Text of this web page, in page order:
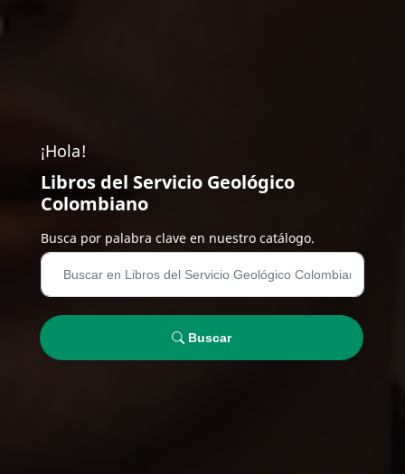
¡Hola!
Libros del Servicio Geológico
Colombiano
Busca por palabra clave en nuestro catálogo.
Buscar